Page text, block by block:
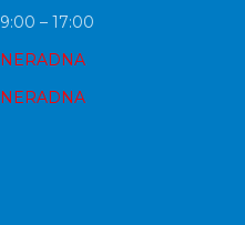
9:00 – 17:00
NERADNA
NERADNA